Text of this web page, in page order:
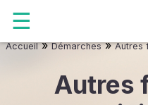
Accueil»Démarches»Autres
Autres